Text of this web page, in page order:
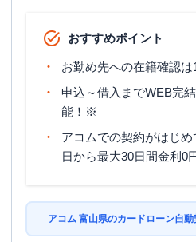
おすすめポイント
お勤め先への在籍確認は
申込～借入までWEB完
能！※
アコムでの契約がはじ
日から最大30日間金利0
アコム 富山県のカードローン自